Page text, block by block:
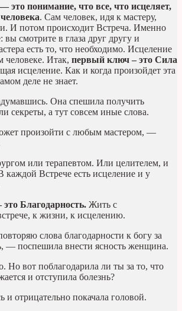
понимание, что все, что исцеляет,
. Сам человек, идя к мастеру,
И потом происходит Встреча. Именно
вы смотрите в глаза друг другу и
есть то, что необходимо. Исцеление
человеке. Итак, первый ключ – это Сила
исцеление. Как и когда произойдет эта
деле не знает.
Она спешила получить
секреты, а тут совсем иные слова.
произойти с любым мастером, —
или терапевтом. Или целителем, и
каждой Встрече есть исцеление и у
Благодарность. Жить с
к жизни, к исцелению.
слова благодарности к богу за
— поспешила внести ясность женщина.
вот поблагодарила ли ты за то, что
и отступила болезнь?
отрицательно покачала головой.